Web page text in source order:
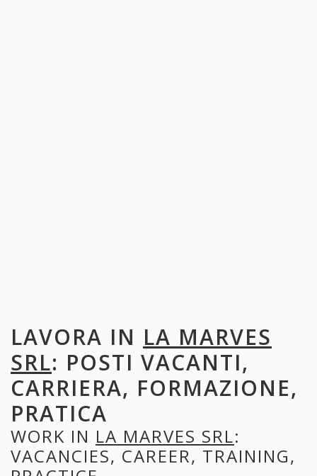
LAVORA IN LA MARVES
SRL: POSTI VACANTI,
CARRIERA, FORMAZIONE,
PRATICA
WORK IN LA MARVES SRL:
VACANCIES, CAREER, TRAINING,